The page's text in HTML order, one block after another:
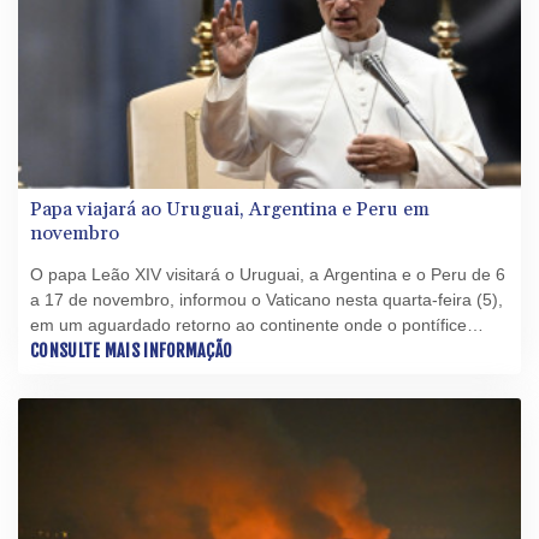
Papa viajará ao Uruguai, Argentina e Peru em
novembro
O papa Leão XIV visitará o Uruguai, a Argentina e o Peru de 6
a 17 de novembro, informou o Vaticano nesta quarta-feira (5),
em um aguardado retorno ao continente onde o pontífice
passou décadas como missionário.
CONSULTE MAIS INFORMAÇÃO